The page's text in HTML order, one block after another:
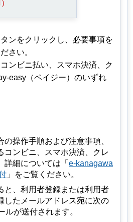
ンをクリックし、必要事項を
さい。
ンビニ払い、スマホ決済、ク
easy（ペイジー）のいずれ
の操作手順および注意事項、
コンビニ、スマホ決済、クレ
詳細については「 e-kanagawa
」をご覧ください。
と、利用者登録または利用者
したメールアドレス宛に次の
ルが送付されます。